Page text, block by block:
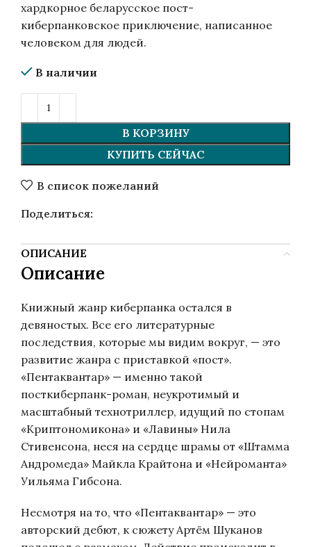
хардкорное беларусское пост-
киберпанковское приключение, написанное
человеком для людей.
В наличии
В КОРЗИНУ
КУПИТЬ СЕЙЧАС
В список пожеланий
Поделиться:
ОПИСАНИЕ
Описание
Книжный жанр киберпанка остался в
девяностых. Все его литературные
последствия, которые мы видим вокруг, — это
развитие жанра с приставкой «пост».
«Пентаквантар» — именно такой
посткиберпанк-роман, неукротимый и
масштабный технотриллер, идущий по стопам
«Криптономикона» и «Лавины» Нила
Стивенсона, неся на сердце шрамы от «Штамма
Андромеда» Майкла Крайтона и «Нейроманта»
Уильяма Гибсона.
Несмотря на то, что «Пентаквантар» — это
авторский дебют, к сюжету Артём Шуканов